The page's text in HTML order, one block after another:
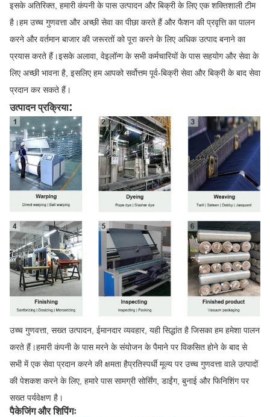
इसके अतिरिक्त, हमारी कंपनी के पास उत्पादन और बिक्री के लिए एक शक्तिशाली टीम
है।हम उच्च गुणवत्ता और अच्छी सेवा का पीछा करते हैं और फैशन की प्रवृत्ति का पालन
करने और वर्तमान बाजार की जरूरतों को पूरा करने के लिए अधिक उत्पाद बनाने का
प्रयास करते हैं।इसके अलावा, वेइलॉन्ग के सभी कर्मचारियों के पास सहयोग और सेवा के
लिए अच्छी भावना है, इसलिए हम आपको सर्वोत्तम पूर्व-बिक्री सेवा और बिक्री के बाद सेवा
प्रदान कर सकते हैं।
उत्पादन प्रक्रिया:
उच्च गुणवत्ता, सख्त उत्पादन, ईमानदार व्यवहार, यही सिद्धांत है जिसका हम हमेशा पालन
करते हैं।हमारी कंपनी के पास मरने के संयोजन के पैमाने पर विकसित होने के बाद से
सभी में एक सेवा प्रदान करने की क्षमता हैप्रतिस्पर्धी मूल्य पर उच्च गुणवत्ता वाले उत्पादों
की पेशकश करने के लिए, हमारे पास सामग्री सोर्सिंग, डाईंग, बुनाई और फिनिशिंग पर
सख्त पर्यवेक्षण है।
पैकेजिंग और शिपिंगः